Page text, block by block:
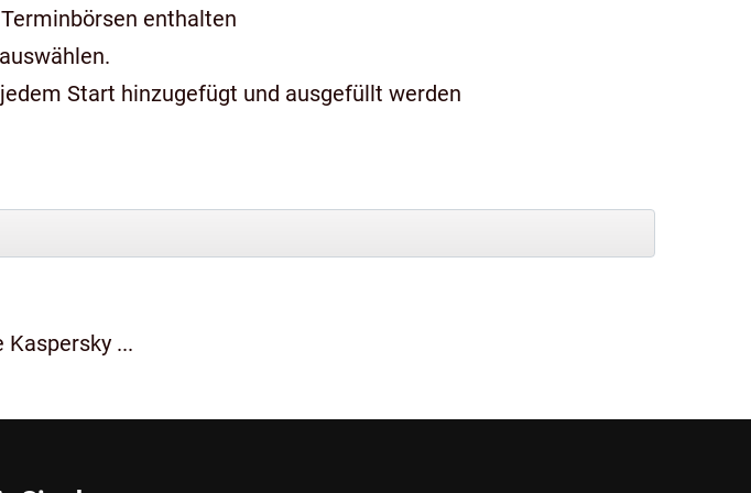
enthalten
Start hinzugefügt und ausgefüllt werden
Kaspersky ...